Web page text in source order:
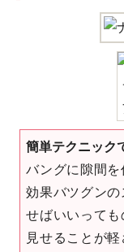
簡単テクニック
バングに隙間
効果バツグン
せばいいって
見せることが